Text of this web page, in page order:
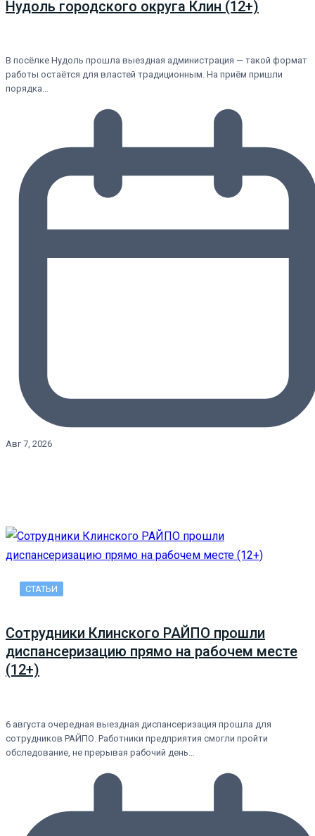
Нудоль городского округа Клин (12+)
В посёлке Нудоль прошла выездная администрация — такой формат
работы остаётся для властей традиционным. На приём пришли
порядка…
Авг 7, 2026
СТАТЬИ
Сотрудники Клинского РАЙПО прошли
диспансеризацию прямо на рабочем месте
(12+)
6 августа очередная выездная диспансеризация прошла для
сотрудников РАЙПО. Работники предприятия смогли пройти
обследование, не прерывая рабочий день…